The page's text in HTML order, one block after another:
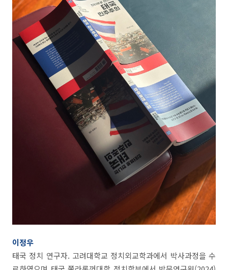
이정우
태국 정치 연구자. 고려대학교 정치외교학과에서 박사과정을 수